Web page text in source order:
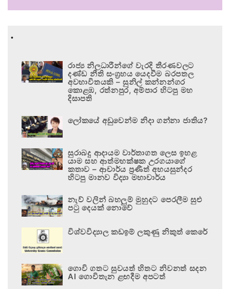
.
රාජ්‍ය නිලධාරීන්ගේ වැරදි තීරණවලට
දණ්ඩ නීති සංග්‍රහය යෙදවීම බරපතල
අවභාවිතයකි – සුනිල් කන්නන්ගර
කොළඹ, රත්නපුර, අම්පාර හිටපු මහ
දිසාපති
ලෝකයේ අඩුවෙන්ම නිදා ගන්නා ජාතිය?
සුරාබදු ආදායම වාර්තාගත ලෙස ඉහළ
යාම සහ ආත්මභක්ෂක උරගයාගේ
කතාව – ආචාර්ය ප්‍රණීත් අභයසුන්දර
හිටපු මානව විද්‍යා මහාචාර්ය
නැව් වලින් බහලුම් මුහුදට පෙරලීම සුළු
පටු දෙයක් නොවේ
විශ්වවිද්‍යාල කඩඉම් ලකුණු නිකුත් කෙරේ
ගොවි ගතට සුවයත් හිතට නිවනත් සදන
AI ගොවිතැන ළඟදීම අපටත්